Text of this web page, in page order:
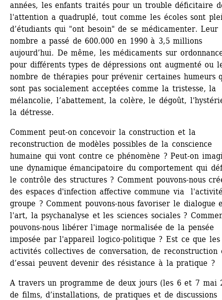
années, les enfants traités pour un trouble déficitaire
l'attention a quadruplé, tout comme les écoles sont
d’étudiants qui "ont besoin" de se médicamenter. Leur
nombre a passé de 600.000 en 1990 à 3,5 millions
aujourd’hui. De même, les médicaments sur
pour différents types de dépressions ont augmenté ou
nombre de thérapies pour prévenir certaines humeurs
sont pas socialement acceptées comme la tristesse, la
mélancolie, l’abattement, la colère, le dégoût,
la détresse.
Comment peut-on concevoir la construction et la
reconstruction de modèles possibles de la conscience
humaine qui vont contre ce phénomène ? Peut-on
une dynamique émancipatoire du comportement qui
le contrôle des structures ? Comment pouvons-nous
des espaces d'infection affective commune via
groupe ? Comment pouvons-nous favoriser le dialogue
l'art, la psychanalyse et les sciences sociales ?
pouvons-nous libérer l'image normalisée de la pensée
imposée par l'appareil logico-politique ? Est ce que les
activités collectives de conversation, de reconstruction
d’essai peuvent devenir des résistance à la pratique ?
A travers un programme de deux jours (les 6 et 7 mai
de films, d’installations, de pratiques et de discussions